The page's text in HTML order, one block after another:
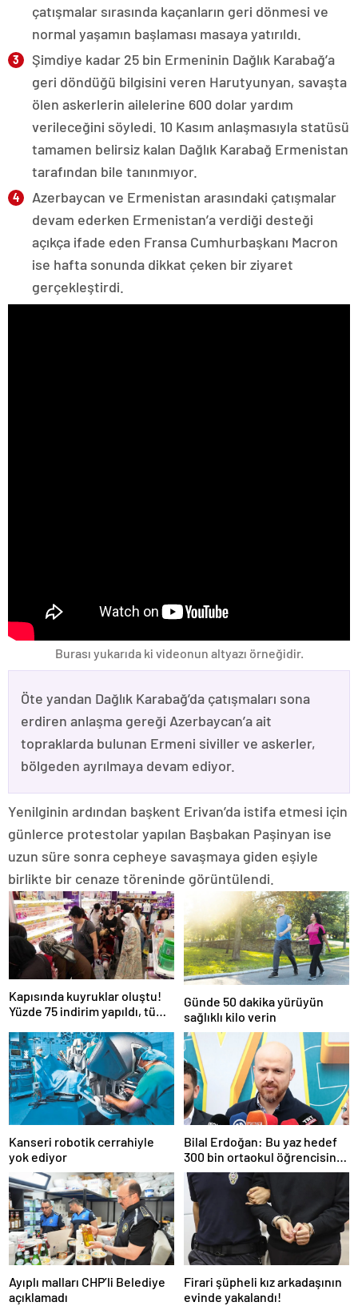
çatışmalar sırasında kaçanların geri dönmesi ve
normal yaşamın başlaması masaya yatırıldı.
Şimdiye kadar 25 bin Ermeninin Dağlık Karabağ’a
geri döndüğü bilgisini veren Harutyunyan, savaşta
ölen askerlerin ailelerine 600 dolar yardım
verileceğini söyledi. 10 Kasım anlaşmasıyla statüsü
tamamen belirsiz kalan Dağlık Karabağ Ermenistan
tarafından bile tanınmıyor.
Azerbaycan ve Ermenistan arasındaki çatışmalar
devam ederken Ermenistan’a verdiği desteği
açıkça ifade eden Fransa Cumhurbaşkanı Macron
ise hafta sonunda dikkat çeken bir ziyaret
gerçekleştirdi.
Burası yukarıda ki videonun altyazı örneğidir.
Öte yandan Dağlık Karabağ’da çatışmaları sona
erdiren anlaşma gereği Azerbaycan’a ait
topraklarda bulunan Ermeni siviller ve askerler,
bölgeden ayrılmaya devam ediyor.
Yenilginin ardından başkent Erivan’da istifa etmesi için
günlerce protestolar yapılan Başbakan Paşinyan ise
uzun süre sonra cepheye savaşmaya giden eşiyle
birlikte bir cenaze töreninde görüntülendi.
Kapısında kuyruklar oluştu!
Yüzde 75 indirim yapıldı, tüm
Günde 50 dakika yürüyün
sağlıklı kilo verin
Kanseri robotik cerrahiyle
yok ediyor
Bilal Erdoğan: Bu yaz hedef
300 bin ortaokul öğrencisini
yaz okullarında ağırlamak
Ayıplı malları CHP’li Belediye
açıklamadı
Firari şüpheli kız arkadaşının
evinde yakalandı!